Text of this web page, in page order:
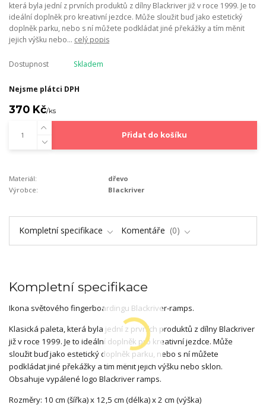
která byla jední z prvních produktů z dílny Blackriver již v roce 1999. Je to
ideální doplněk pro kreativní jezdce. Může sloužit buď jako estetický
doplněk parku, nebo s ní můžete podkládat jiné překážky a tím měnit
jejich výšku nebo... celý popis
Dostupnost Skladem
Nejsme plátci DPH
370 Kč/ks
Přidat do košíku
Materiál:
dřevo
Výrobce:
Blackriver
Kompletní specifikace Komentáře 0
Kompletní specifikace
Ikona světového fingerboardingu Blackriver-ramps.
Klasická paleta, která byla jední z prvních produktů z dílny Blackriver
již v roce 1999. Je to ideální doplněk pro kreativní jezdce. Může
sloužit buď jako estetický doplněk parku, nebo s ní můžete
podkládat jiné překážky a tím měnit jejich výšku nebo sklon.
Obsahuje vypálené logo Blackriver ramps.
Rozměry: 10 cm (šířka) x 12,5 cm (délka) x 2 cm (výška)